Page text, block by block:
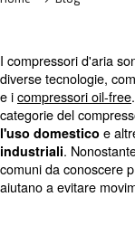
Home Blog
I compressori